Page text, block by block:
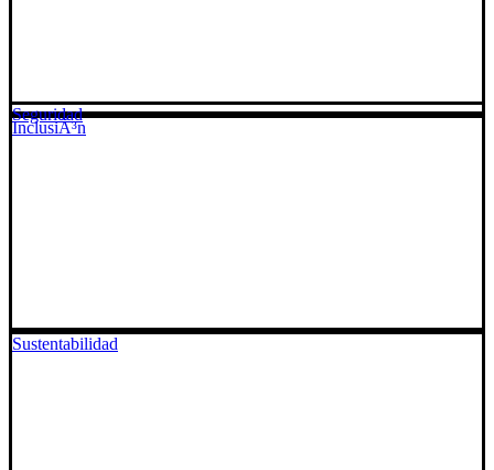
InclusiÃ³n
Sustentabilidad
Seguridad